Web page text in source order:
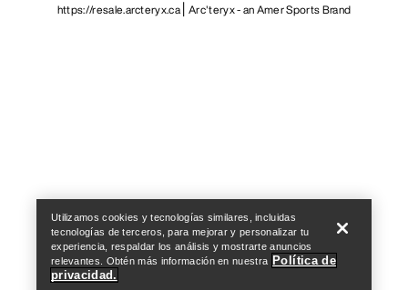
https://resale.arcteryx.ca Arc'teryx - an Amer Sports Brand
Utilizamos cookies y tecnologías similares, incluidas
tecnologías de terceros, para mejorar y personalizar tu
experiencia, respaldar los análisis y mostrarte anuncios
relevantes. Obtén más información en nuestra Política de
privacidad.